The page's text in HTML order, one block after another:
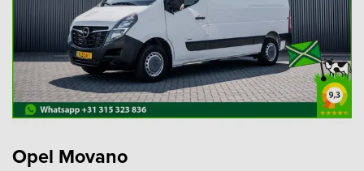
Opel Movano